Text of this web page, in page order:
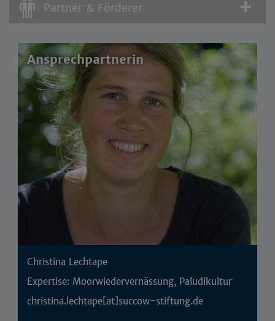
Partner & Förderer
Ansprechpartnerin
Christina Lechtape
Expertise: Moorwiedervernässung, Paludikultur
christina.lechtape[at]succow-stiftung.de